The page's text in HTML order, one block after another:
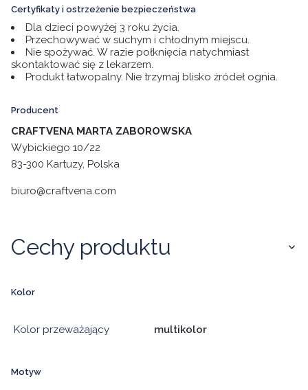
Certyfikaty i ostrzeżenie bezpieczeństwa
Dla dzieci powyżej 3 roku życia.
Przechowywać w suchym i chłodnym miejscu.
Nie spożywać. W razie połknięcia natychmiast
skontaktować się z lekarzem.
Produkt łatwopalny. Nie trzymaj blisko źródeł ognia.
Producent
CRAFTVENA MARTA ZABOROWSKA
Wybickiego 10/22
83-300 Kartuzy, Polska
biuro@craftvena.com
Cechy produktu
Kolor
Kolor przeważający multikolor
Motyw